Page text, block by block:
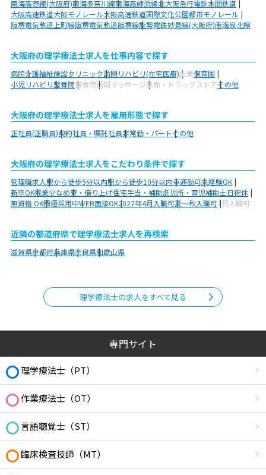
南海高野線(大阪府)南海多奈川線南海高師浜線北大阪急行電鉄水間鉄道
大阪高速鉄道大阪モノレール大阪高速鉄道国際文化公園都市モノレール
阪堺電気軌道上町線阪堺電気軌道阪堺線能勢電鉄妙見線(大阪府)南海泉北線
大阪府の理学療法士求人を仕事内容で探す
病院介護福祉施設クリニック訪問リハビリ(在宅医療)企業保育園
小児リハビリ整骨院接骨院訪問マッサージ薬局・ドラッグストアその他
大阪府の理学療法士求人を雇用形態で探す
正社員(正職員)契約社員・嘱託社員非常勤・パートその他
大阪府の理学療法士求人をこだわり条件で探す
管理職求人駅から徒歩5分以内駅から徒歩10分以内車通勤可未経験OK
新卒OK残業少なめ寮・借り上げ住宅手当・補助託児所・育児補助土日祝休
無資格 OK積極採用中WEB面接OK2027年4月入職可夏～秋入職可1月入職可
近隣の都道府県で理学療法士求人を再検索
滋賀県京都府兵庫県奈良県和歌山県
理学療法士の求人をすべて見る
専門サイト
理学療法士（PT）
作業療法士（OT）
言語聴覚士（ST）
臨床検査技師（MT）